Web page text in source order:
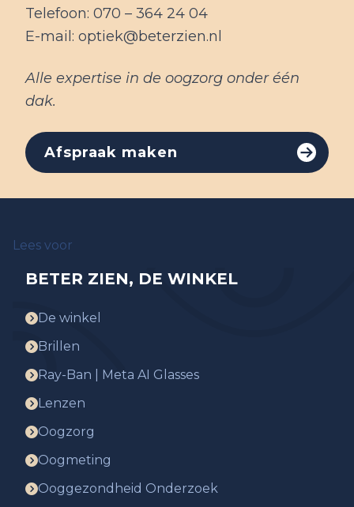
Telefoon: 070 – 364 24 04
E-mail: optiek@beterzien.nl
Alle expertise in de oogzorg onder één
dak.
Afspraak maken
Lees voor
BETER ZIEN, DE WINKEL
De winkel
Brillen
Ray-Ban | Meta AI Glasses
Lenzen
Oogzorg
Oogmeting
Ooggezondheid Onderzoek